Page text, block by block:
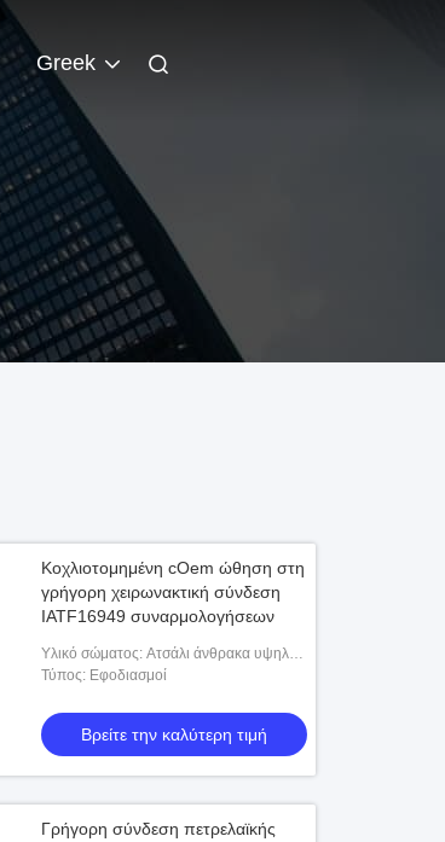
Greek
Κοχλιοτομημένη cOem ώθηση στη
γρήγορη χειρωνακτική σύνδεση
IATF16949 συναρμολογήσεων
Υλικό σώματος: Ατσάλι άνθρακα υψηλής
αντοχής με τριβαλαντική επικάλυψη
Τύπος: Εφοδιασμοί
Βρείτε την καλύτερη τιμή
Γρήγορη σύνδεση πετρελαϊκής